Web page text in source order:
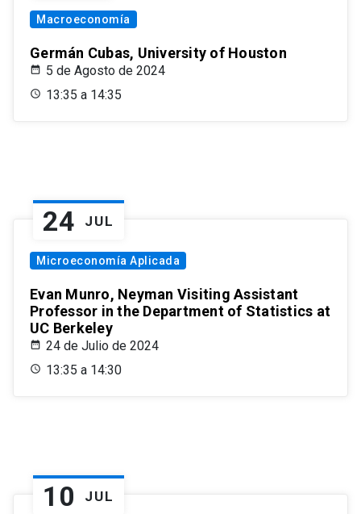
Macroeconomía
Germán Cubas, University of Houston
5 de Agosto de 2024
13:35 a 14:35
24 JUL
Microeconomía Aplicada
Evan Munro, Neyman Visiting Assistant
Professor in the Department of Statistics at
UC Berkeley
24 de Julio de 2024
13:35 a 14:30
10 JUL